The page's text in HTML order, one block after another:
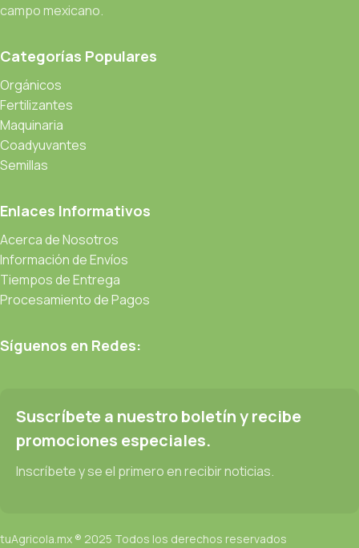
campo mexicano.
Categorías Populares
Orgánicos
Fertilizantes
Maquinaria
Coadyuvantes
Semillas
Enlaces Informativos
Acerca de Nosotros
Información de Envíos
Tiempos de Entrega
Procesamiento de Pagos
Síguenos en Redes:
Suscríbete a nuestro boletín y recibe
promociones especiales.
Inscríbete y se el primero en recibir noticias.
tuAgricola.mx ® 2025 Todos los derechos reservados